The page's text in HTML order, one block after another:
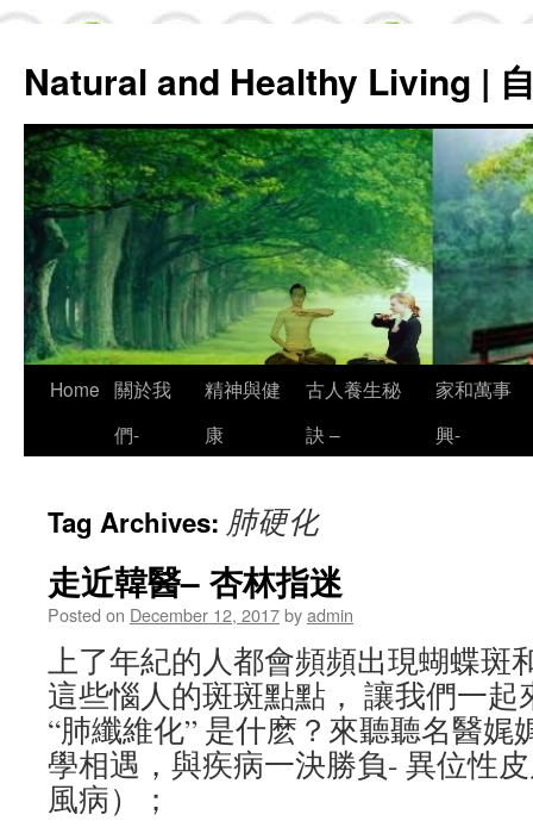
Natural and Healthy Living |
Skip
Home 關於我
們-
精神與健
康
古人養生秘
訣 –
家和萬事
興-
Tag Archives: 肺硬化
走近韓醫– 杏林指迷
Posted on December 12, 2017byadmin
上了年紀的人都會頻頻出現蝴蝶斑
這些惱人的斑斑點點， 讓我們一
“肺纖維化” 是什麽？來聽聽名醫娓
學相遇，與疾病一決勝負- 異位性
風病）；